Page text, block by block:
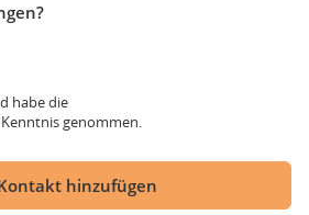
habe die
genommen.
hinzufügen